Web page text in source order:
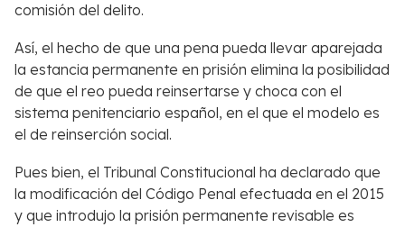
comisión del delito.
Así, el hecho de que una pena pueda llevar aparejada
la estancia permanente en prisión elimina la posibilidad
de que el reo pueda reinsertarse y choca con el
sistema penitenciario español, en el que el modelo es
el de reinserción social.
Pues bien, el Tribunal Constitucional ha declarado que
la modificación del Código Penal efectuada en el 2015
y que introdujo la prisión permanente revisable es